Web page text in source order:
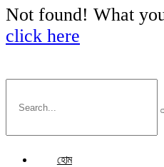
Not found! What
click here
হোম